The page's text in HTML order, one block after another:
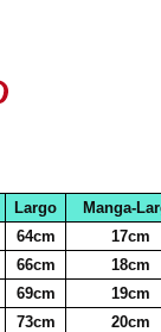
Largo
Manga-
64cm
17cm
66cm
18cm
69cm
19cm
73cm
20cm